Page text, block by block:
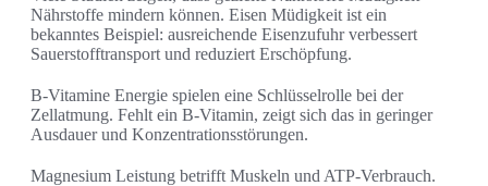
Nährstoffe mindern können. Eisen Müdigkeit ist ein
bekanntes Beispiel: ausreichende Eisenzufuhr verbessert
Sauerstofftransport und reduziert Erschöpfung.
B-Vitamine Energie spielen eine Schlüsselrolle bei der
Zellatmung. Fehlt ein B-Vitamin, zeigt sich das in geringer
Ausdauer und Konzentrationsstörungen.
Magnesium Leistung betrifft Muskeln und ATP-Verbrauch.